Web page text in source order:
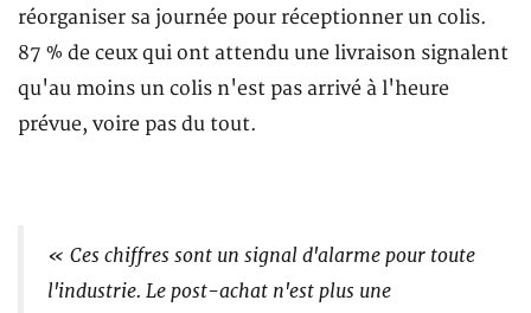
réorganiser sa journée pour réceptionner un colis.
87 % de ceux qui ont attendu une livraison signalent
qu'au moins un colis n'est pas arrivé à l'heure
prévue, voire pas du tout.
« Ces chiffres sont un signal d'alarme pour toute
l'industrie. Le post-achat n'est plus une